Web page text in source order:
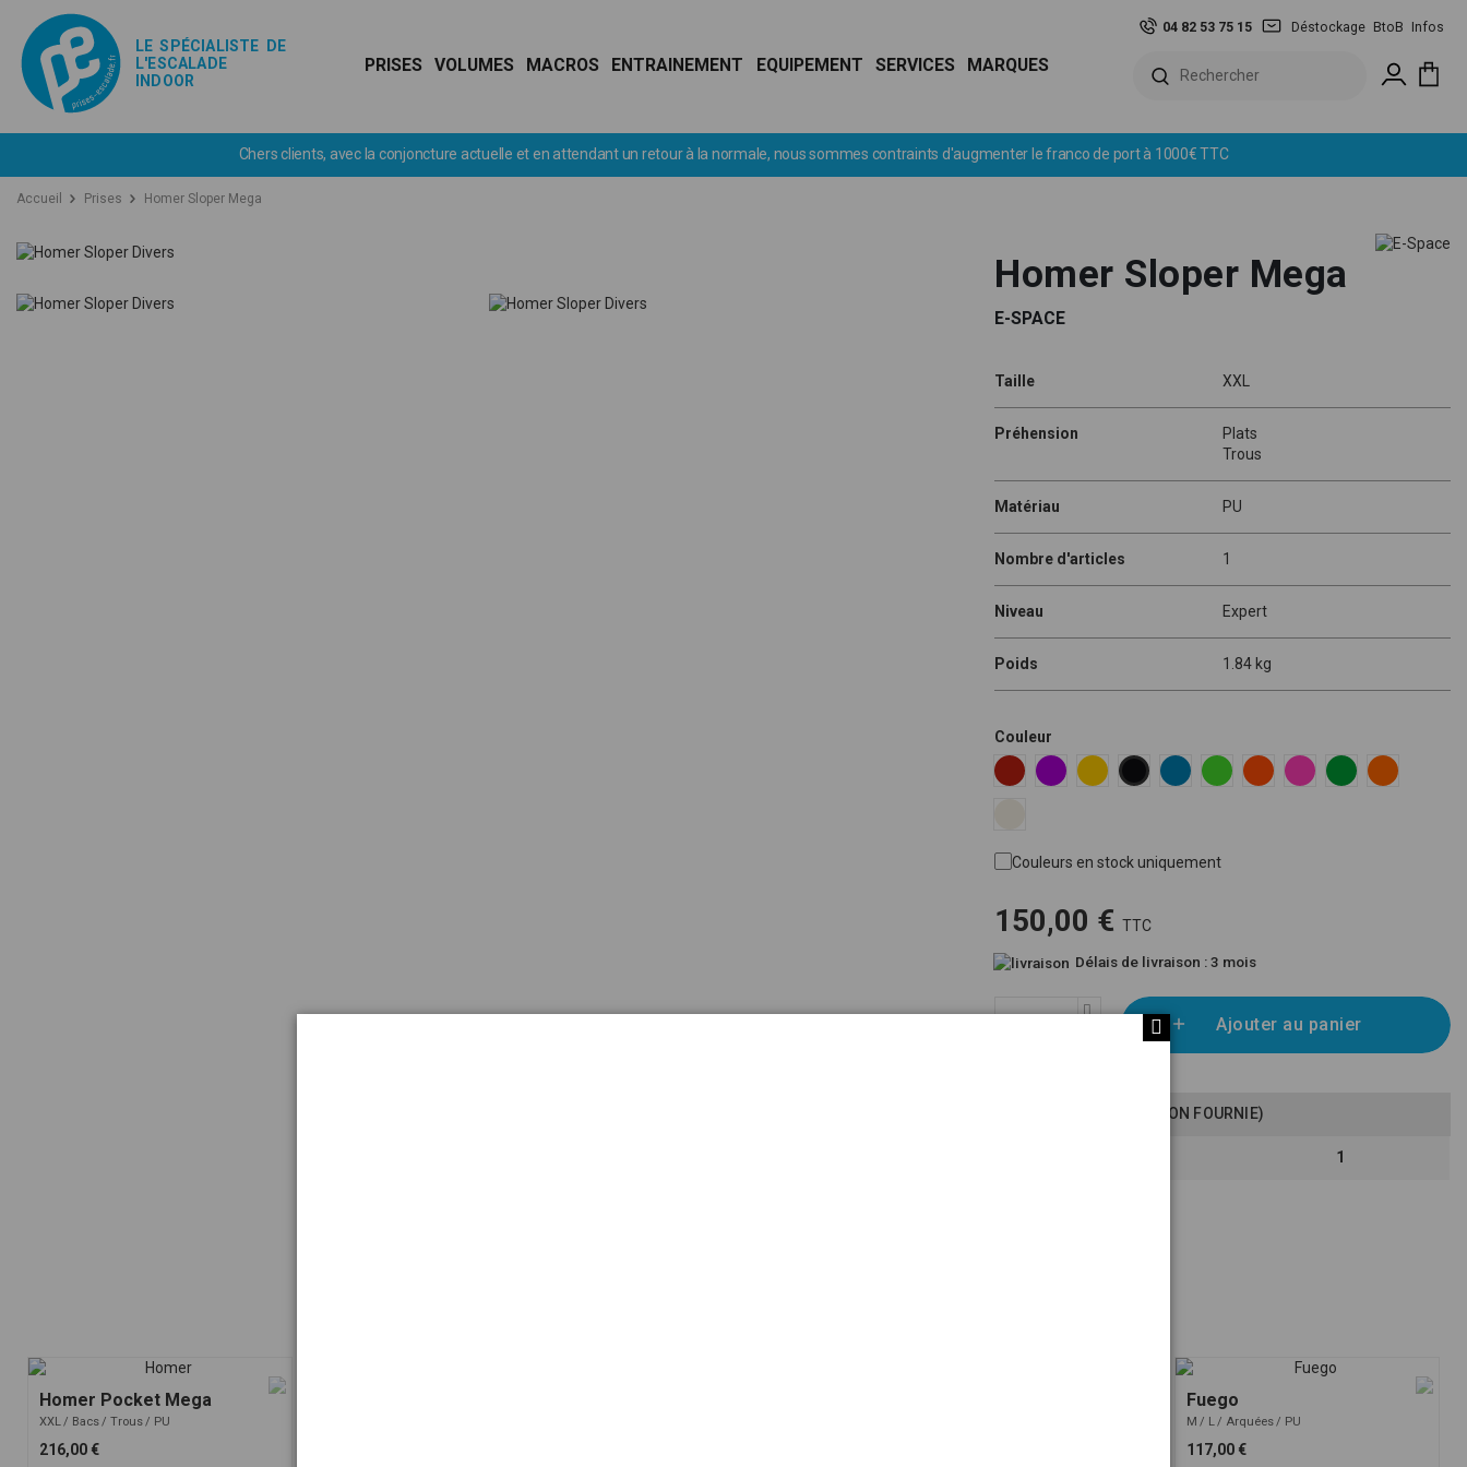
LE SPÉCIALISTE DE
L'ESCALADE
INDOOR
PRISES VOLUMES MACROS ENTRAINEMENT EQUIPEMENT SERVICES MARQUES
04 82 53 75 15 Déstockage BtoB Infos
avec la conjoncture actuelle et en attendant un retour à la normale, nous sommes contraints d'augmenter le franco de port à 1000€ TTC
Accueil Prises Homer Sloper Mega
Homer Sloper Mega
E-SPACE
Taille XXL
Préhension
Plats
Trous
Matériau PU
Nombre d'articles 1
Niveau Expert
Poids 1.84 kg
Couleur
Red RAL 3020Violet RAL 4008
Yellow Pantone 116C
Black RAL 9005
Blue RAL 5015
Fluoro Green Pantone 802C
Fluoro Orange Pantone 805C
Fluoro Pink Pantone
Green US 16-16
Orange US
Couleurs en stock uniquement
150,00 € TTC
Délais de livraison : 3 mois
Ajouter au panier
VISSERIE ADAPTÉE (NON FOURNIE)
1
Homer Pocket Mega
XXL Bacs Trous PU
216,00 €
Fuego
M L Arquées PU
117,00 €